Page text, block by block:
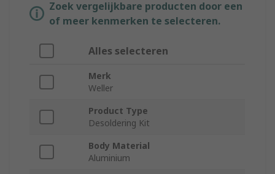
Zoek vergelijkbare producten door een
of meer kenmerken te selecteren.
Alles selecteren
Merk
Weller
Product Type
Desoldering Kit
Body Material
Aluminium